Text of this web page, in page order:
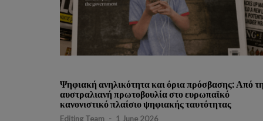
Ψηφιακή ανηλικότητα και όρια πρόσβασης: Από
αυστραλιανή πρωτοβουλία στο ευρωπαϊκό
κανονιστικό πλαίσιο ψηφιακής ταυτότητας
Editing Team - 1 June 2026